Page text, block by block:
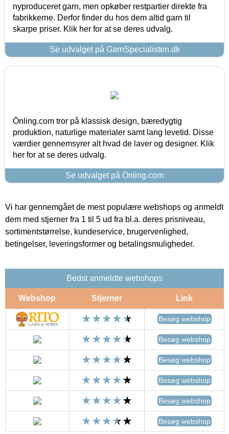
nyproduceret garn, men opkøber restpartier direkte fra
fabrikkerne. Derfor finder du hos dem altid garn til
skarpe priser. Klik her for at se deres udvalg.
Se udvalget på GarnSpecialisten.dk
Önling.com tror på klassisk design, bæredygtig
produktion, naturlige materialer samt lang levetid. Disse
værdier gennemsyrer alt hvad de laver og designer. Klik
her for at se deres udvalg.
Se udvalget på Önling.com
Vi har gennemgået de mest populære webshops og anmeldt
dem med stjerner fra 1 til 5 ud fra bl.a. deres prisniveau,
sortimentstørrelse, kundeservice, brugervenlighed,
betingelser, leveringsformer og betalingsmuligheder.
Bedst anmeldte webshops
Webshop Stjerner Link
Besøg webshop
Besøg webshop
Besøg webshop
Besøg webshop
Besøg webshop
Besøg webshop